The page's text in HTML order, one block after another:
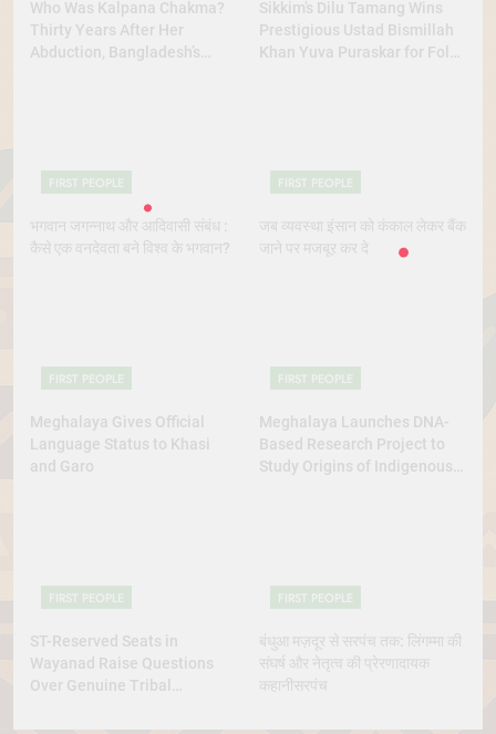
Who Was Kalpana Chakma?
Thirty Years After Her
Abduction, Bangladesh’s
Sikkim’s Dilu Tamang Wins
Prestigious Ustad Bismillah
Khan Yuva Puraskar for Folk
FIRST PEOPLE
भगवान जगन्नाथ और आदिवासी संबंध :
कैसे एक वनदेवता बने विश्व के भगवान?
FIRST PEOPLE
जब व्यवस्था इंसान को कंकाल लेकर बैंक
जाने पर मजबूर कर दे
FIRST PEOPLE
Meghalaya Gives Official
Language Status to Khasi
and Garo
FIRST PEOPLE
Meghalaya Launches DNA-
Based Research Project to
Study Origins of Indigenous
FIRST PEOPLE
ST-Reserved Seats in
Wayanad Raise Questions
Over Genuine Tribal
FIRST PEOPLE
बंधुआ मज़दूर से सरपंच तक: लिंगम्मा की
संघर्ष और नेतृत्व की प्रेरणादायक
कहानीसरपंच